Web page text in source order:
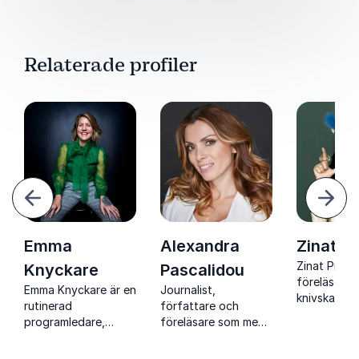
Relaterade profiler
Emma
Knyckare
Emma Knyckare är en
rutinerad
programledare,
Alexandra
Pascalidou
Journalist,
författare och
föreläsare som med
Zinat
Zinat
föreläser
knivskarp